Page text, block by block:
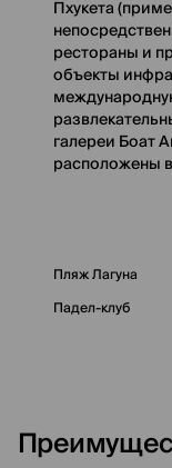
Пхукета
рестораны и
объекты
галереи Боат
расположены
Пляж Лагуна
Падел-клуб